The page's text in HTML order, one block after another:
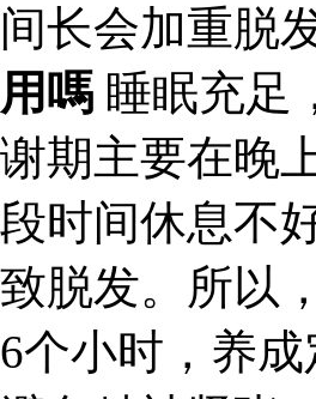
间长会加重脱
用嗎 睡眠充足
谢期主要在晚
段时间休息不
致脱发。所以
6个小时，养